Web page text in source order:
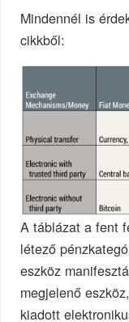
Mindennél is
cikkből:
A táblázat a fent
létező
eszköz
megjelenő
kiadott